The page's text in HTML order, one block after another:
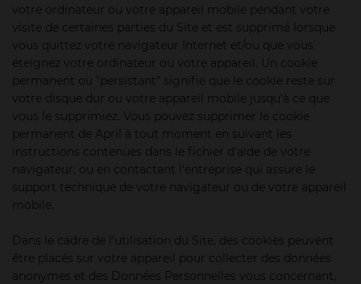
votre ordinateur ou votre appareil mobile pendant votre
visite de certaines parties du Site et est supprimé lorsque
vous quittez votre navigateur Internet et/ou que vous
éteignez votre ordinateur ou votre appareil. Un cookie
permanent ou "persistant" signifie que le cookie reste sur
votre disque dur ou votre appareil mobile jusqu'à ce que
vous le supprimiez. Vous pouvez supprimer le cookie
permanent de April à tout moment en suivant les
instructions contenues dans le fichier d'aide de votre
navigateur, ou en contactant l'entreprise qui assure le
support technique de votre navigateur ou de votre appareil
mobile.
Dans le cadre de l’utilisation du Site, des cookies peuvent
être placés sur votre appareil pour collecter des données
anonymes et des Données Personnelles vous concernant,